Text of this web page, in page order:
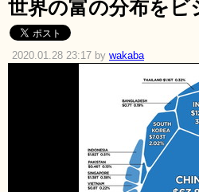
世界の富の分布をビ
2020.01.28 23:17 by wakaba